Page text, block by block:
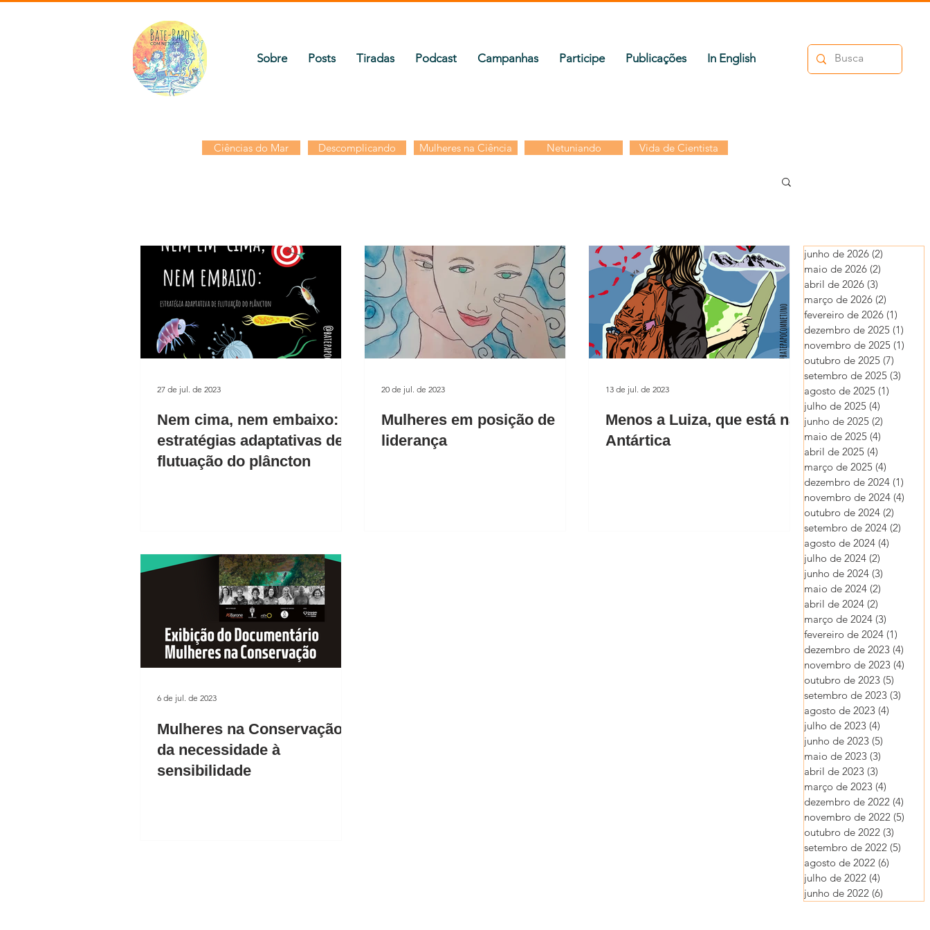
Sobre Posts Tiradas Podcast Campanhas Participe Publicações In English
Ciências do Mar Descomplicando Mulheres na Ciência Netuniando Vida de Cientista
Nem cima, nem embaixo:
estratégias adaptativas de
flutuação do plâncton
27 de jul. de 2023
Mulheres em posição de
liderança
20 de jul. de 2023
Menos a Luiza, que está na
Antártica
13 de jul. de 2023
Mulheres na Conservação:
da necessidade à
sensibilidade
6 de jul. de 2023
junho de 2026 (2)
maio de 2026 (2)
abril de 2026 (3)
março de 2026 (2)
fevereiro de 2026 (1)
dezembro de 2025 (1)
novembro de 2025 (1)
outubro de 2025 (7)
setembro de 2025 (3)
agosto de 2025 (1)
julho de 2025 (4)
junho de 2025 (2)
maio de 2025 (4)
abril de 2025 (4)
março de 2025 (4)
dezembro de 2024 (1)
novembro de 2024 (4)
outubro de 2024 (2)
setembro de 2024 (2)
agosto de 2024 (4)
julho de 2024 (2)
junho de 2024 (3)
maio de 2024 (2)
abril de 2024 (2)
março de 2024 (3)
fevereiro de 2024 (1)
dezembro de 2023 (4)
novembro de 2023 (4)
outubro de 2023 (5)
setembro de 2023 (3)
agosto de 2023 (4)
julho de 2023 (4)
junho de 2023 (5)
maio de 2023 (3)
abril de 2023 (3)
março de 2023 (4)
dezembro de 2022 (4)
novembro de 2022 (5)
outubro de 2022 (3)
setembro de 2022 (5)
agosto de 2022 (6)
julho de 2022 (4)
junho de 2022 (6)